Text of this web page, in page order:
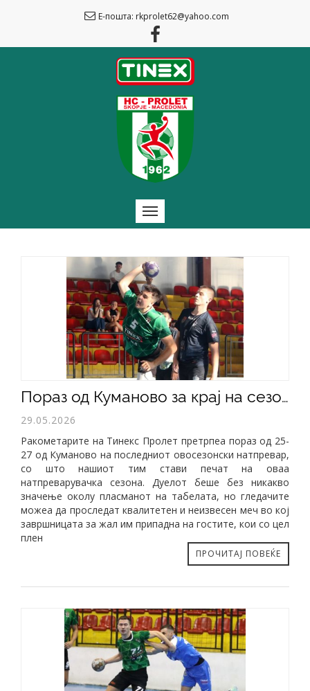
Е-пошта: rkprolet62@yahoo.com
Пораз од Куманово за крај на сезоната
29.05.2026
Ракометарите на Тинекс Пролет претрпеа пораз од 25-
27 од Куманово на последниот овосезонски натпревар,
со што нашиот тим стави печат на оваа
натпреварувачка сезона. Дуелот беше без никакво
значење околу пласманот на табелата, но гледачите
можеа да проследат квалитетен и неизвесен меч во кој
завршницата за жал им припадна на гостите, кои со цел
плен
ПРОЧИТАЈ ПОВЕЌЕ